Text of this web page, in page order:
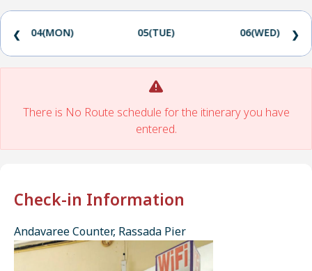
04(MON) 05(TUE) 06(WED)
❮ ❯
There is No Route schedule for the itinerary you have
entered.
Check-in Information
Andavaree Counter, Rassada Pier